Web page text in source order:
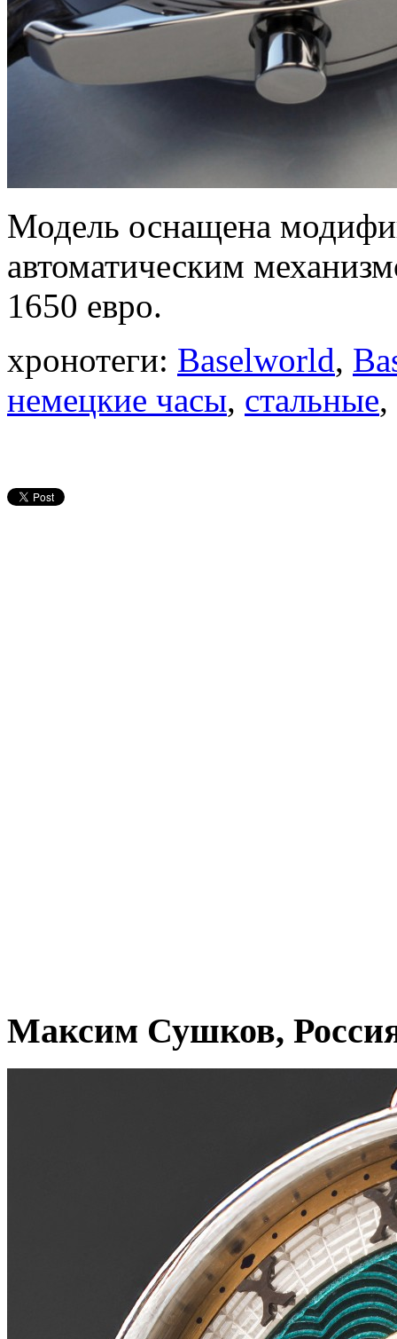
Модель оснащена
автоматическим
1650 евро.
хронотеги: Baselworld,
немецкие часы, стальные,
Максим Сушков,